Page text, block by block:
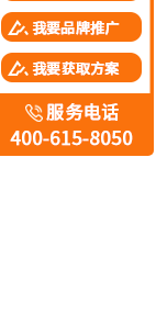
多，各家报价又